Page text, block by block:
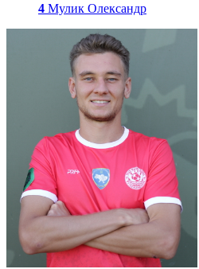
4 Мулик Олександр